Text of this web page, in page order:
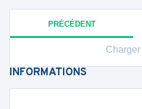
PRÉCÉDENT
INFORMATIONS